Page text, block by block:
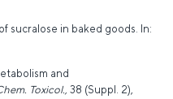
sucralose in baked goods. In:
and
Toxicol., 38 (Suppl. 2),